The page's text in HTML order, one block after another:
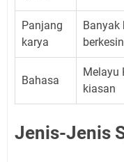
Panjang
karya
Banyak
Bahasa
Melayu
kiasan
Jenis-Jenis